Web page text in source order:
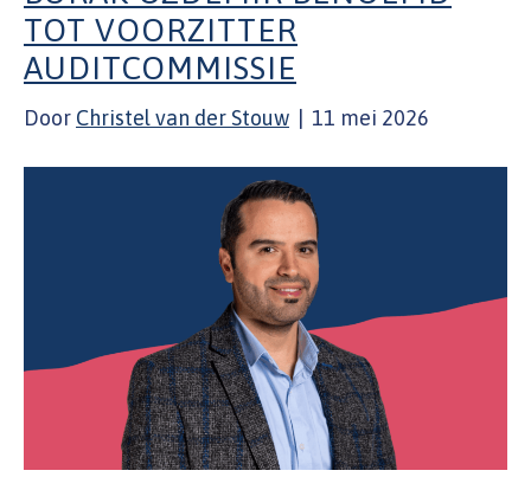
TOT VOORZITTER
AUDITCOMMISSIE
Door Christel van der Stouw | 11 mei 2026